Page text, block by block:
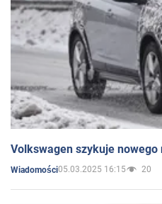
Volkswagen szykuje
Wiadomości05.03.2025 16:15 20